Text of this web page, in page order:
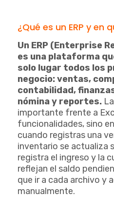
¿Qué es un ERP y en
Un ERP (Enterprise
es una plataforma
solo lugar todos los
negocio: ventas,
contabilidad,
nómina y reportes.
importante frente a
funcionalidades, sino
cuando registras una
inventario se actualiza
registra el ingreso y la
reflejan el saldo
que ir a cada archivo y
manualmente.